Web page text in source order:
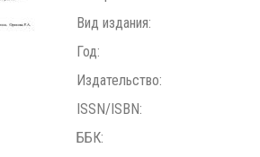
Вид издания:
Год:
Издательство:
ISSN/ISBN:
ББК: